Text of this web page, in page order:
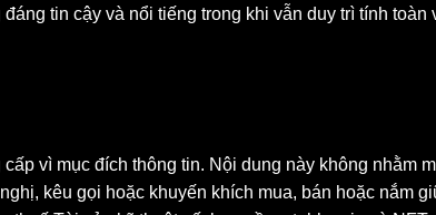
tin cậy và nổi tiếng trong khi vẫn duy trì tính
vì mục đích thông tin. Nội dung này không nhằm
kêu gọi hoặc khuyến khích mua, bán hoặc nắm